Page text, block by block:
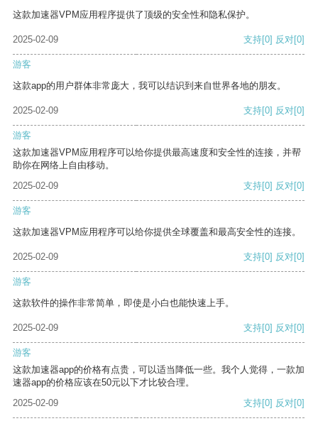
这款加速器VPM应用程序提供了顶级的安全性和隐私保护。
2025-02-09 支持[0] 反对[0]
游客
这款app的用户群体非常庞大，我可以结识到来自世界各地的朋友。
2025-02-09 支持[0] 反对[0]
游客
这款加速器VPM应用程序可以给你提供最高速度和安全性的连接，并帮
助你在网络上自由移动。
2025-02-09
支持[0] 反对[0]
游客
这款加速器VPM应用程序可以给你提供全球覆盖和最高安全性的连接。
2025-02-09 支持[0] 反对[0]
游客
这款软件的操作非常简单，即使是小白也能快速上手。
2025-02-09 支持[0] 反对[0]
游客
这款加速器app的价格有点贵，可以适当降低一些。我个人觉得，一款加
速器app的价格应该在50元以下才比较合理。
2025-02-09
支持[0] 反对[0]